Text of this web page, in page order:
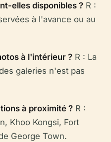
elles disponibles ? R :
à l'avance ou au
à l'intérieur ? R : La
galeries n'est pas
à proximité ? R :
Khoo Kongsi, Fort
George Town.